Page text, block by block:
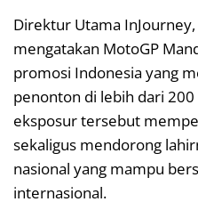
Direktur Utama
mengatakan MotoGP
promosi Indonesia yang
penonton di lebih dari
eksposur tersebut
sekaligus mendorong
nasional yang mampu
internasional.